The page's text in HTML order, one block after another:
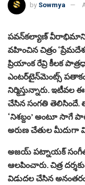
by Sowmya
పవన్‌కల్యాణ్‌ వీరాభిమాని
వహించిన చిత్రం
ప్రియాంక రేవ్రి కీలక
ఎంటర్‌టైన్‌మెంట్స్‌
నిర్మిస్తున్నారు.
చేసిన సంగతి
‘నిశబ్దం’ అంటూ సాగే
అరుణ చేతుల మీదుగా
అజయ్‌ పట్నాయక్‌
ఆలపించారు. చిత్ర
విడుదల చేసిన